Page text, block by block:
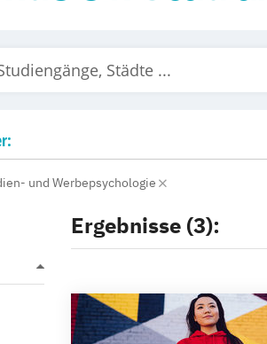
und Werbepsychologie
Ergebnisse (3):